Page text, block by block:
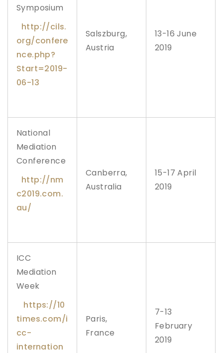
e
0
1
6
Symposium
http://cils.
org/confere
nce.php?
Start=2019-
06-13
Salszburg,
Austria
13-16 June
2019
National
Mediation
Conference
http://nm
c2019.com.
au/
Canberra,
Australia
15-17 April
2019
ICC
Mediation
Week
https://10
times.com/i
cc-
internation
Paris,
France
7-13
February
2019